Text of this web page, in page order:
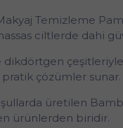
Temizleme
ciltlerde dahi
dikdörtgen
pratik çözümler
üretilen
ürünlerden biridir.